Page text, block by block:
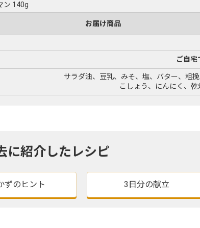
ン 140g
お届け商品
ご自宅
サラダ油、豆乳、みそ、塩、バター、粗
こしょう、にんにく、
に紹介したレシピ
ずのヒント 3日分の献立